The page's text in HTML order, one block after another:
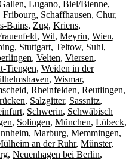
, Lugano, Biel/Bienne,
Fribourg, Schaffhausen, Chur,
Bains, Zug, Kriens,
, Wil, Meyrin, Wien,
, Stuttgart, Teltow, Suhl,
, Velten, Viersen,
Tiengen, Weiden in der
, Wismar,
, Rheinfelden, Reutlingen,
, Salzgitter, Sassnitz,
, Schwerin, Schwäbisch
, Solingen, München, Lübeck,
, Marburg, Memmingen,
an der Ruhr, Münster,
, Neuenhagen bei Berlin,